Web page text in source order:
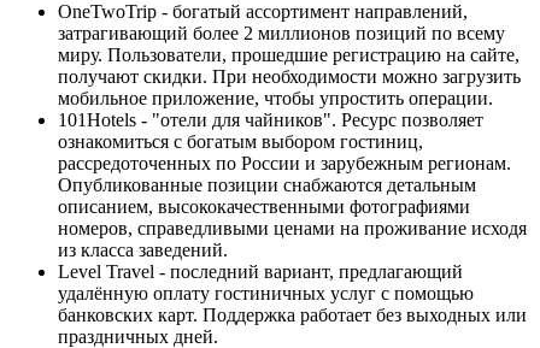
OneTwoTrip - богатый ассортимент направлений,
затрагивающий более 2 миллионов позиций по всему
миру. Пользователи, прошедшие регистрацию на сайте,
получают скидки. При необходимости можно загрузить
мобильное приложение, чтобы упростить операции.
101Hotels - "отели для чайников". Ресурс позволяет
ознакомиться с богатым выбором гостиниц,
рассредоточенных по России и зарубежным регионам.
Опубликованные позиции снабжаются детальным
описанием, высококачественными фотографиями
номеров, справедливыми ценами на проживание исходя
из класса заведений.
Level Travel - последний вариант, предлагающий
удалённую оплату гостиничных услуг с помощью
банковских карт. Поддержка работает без выходных или
праздничных дней.